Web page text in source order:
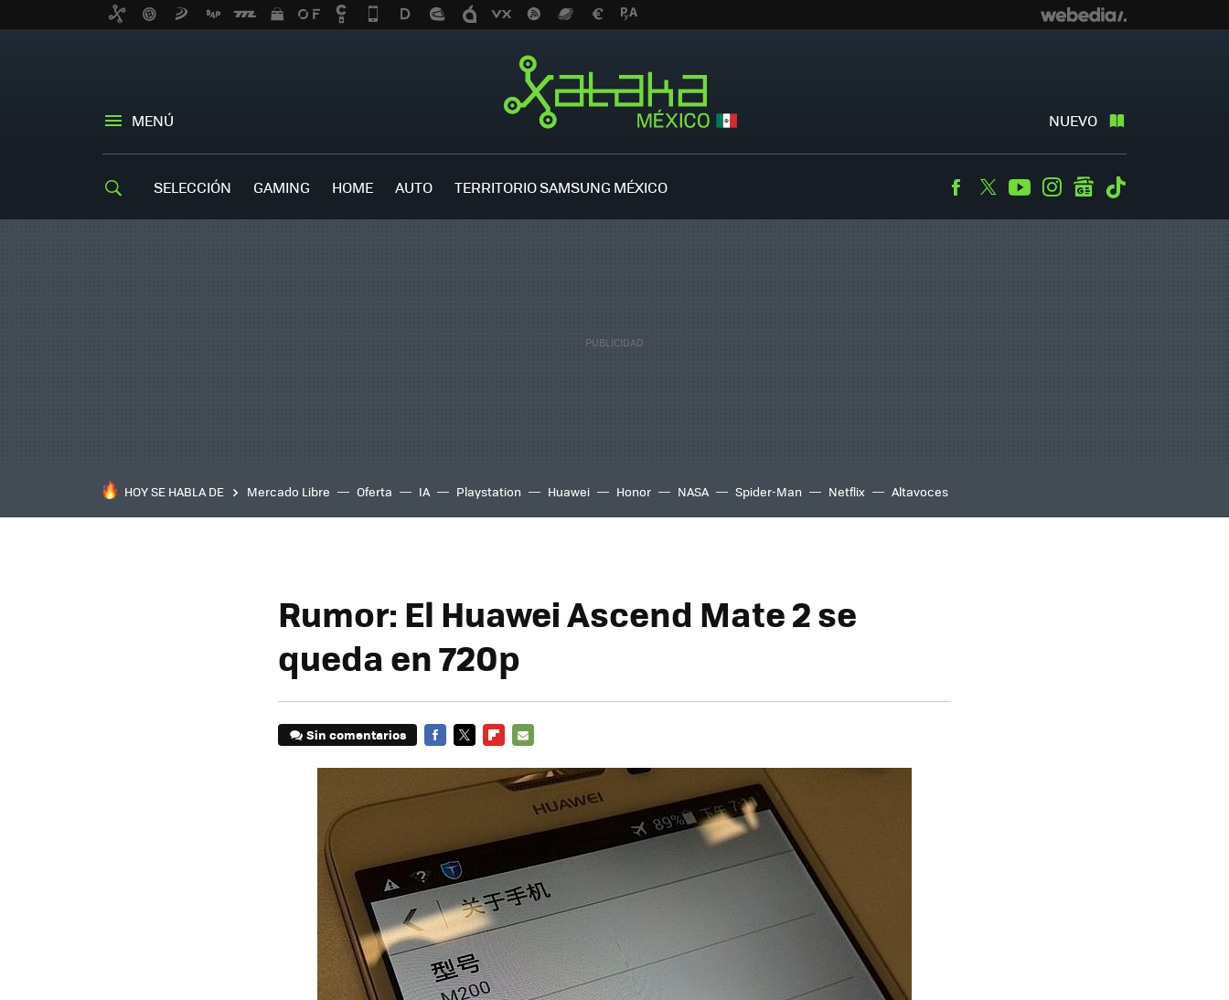
MENÚ NUEVO
SELECCIÓN GAMING HOME AUTO TERRITORIO SAMSUNG MÉXICO Facebook
TwitterYoutubeInstagramgooglenews
HOY SE HABLA DE Mercado Libre Oferta IA Playstation Huawei Honor NASA Spider-Man Netflix Altavoces
Rumor: El Huawei Ascend Mate 2 se
queda en 720p
Sin comentarios
MAIL